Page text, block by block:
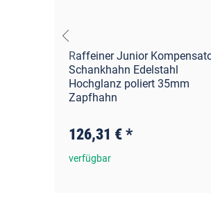
Raffeiner Junior
Schankhahn Edelstahl
Hochglanz poliert 35mm
Zapfhahn
126,31 €*
verfügbar